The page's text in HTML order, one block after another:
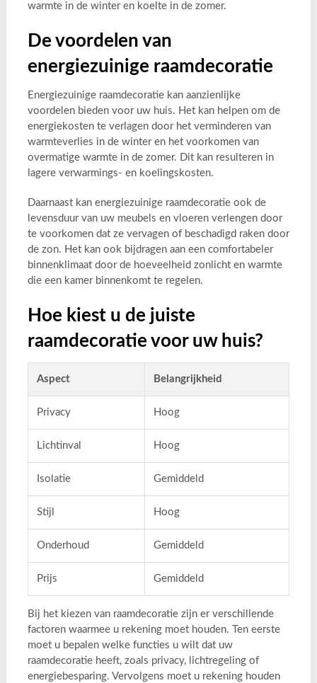
warmte in de winter en koelte in de zomer.
De voordelen van
energiezuinige raamdecoratie
Energiezuinige raamdecoratie kan aanzienlijke
voordelen bieden voor uw huis. Het kan helpen om de
energiekosten te verlagen door het verminderen van
warmteverlies in de winter en het voorkomen van
overmatige warmte in de zomer. Dit kan resulteren in
lagere verwarmings- en koelingskosten.
Daarnaast kan energiezuinige raamdecoratie ook de
levensduur van uw meubels en vloeren verlengen door
te voorkomen dat ze vervagen of beschadigd raken door
de zon. Het kan ook bijdragen aan een comfortabeler
binnenklimaat door de hoeveelheid zonlicht en warmte
die een kamer binnenkomt te regelen.
Hoe kiest u de juiste
raamdecoratie voor uw huis?
Aspect Belangrijkheid
Privacy Hoog
Lichtinval Hoog
Isolatie Gemiddeld
Stijl Hoog
Onderhoud Gemiddeld
Prijs Gemiddeld
Bij het kiezen van raamdecoratie zijn er verschillende
factoren waarmee u rekening moet houden. Ten eerste
moet u bepalen welke functies u wilt dat uw
raamdecoratie heeft, zoals privacy, lichtregeling of
energiebesparing. Vervolgens moet u rekening houden